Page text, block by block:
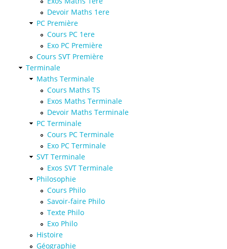
Devoir Maths 1ere
PC Première
Cours PC 1ere
Exo PC Première
Cours SVT Première
Terminale
Maths Terminale
Cours Maths TS
Exos Maths Terminale
Devoir Maths Terminale
PC Terminale
Cours PC Terminale
Exo PC Terminale
SVT Terminale
Exos SVT Terminale
Philosophie
Cours Philo
Savoir-faire Philo
Texte Philo
Exo Philo
Histoire
Géographie